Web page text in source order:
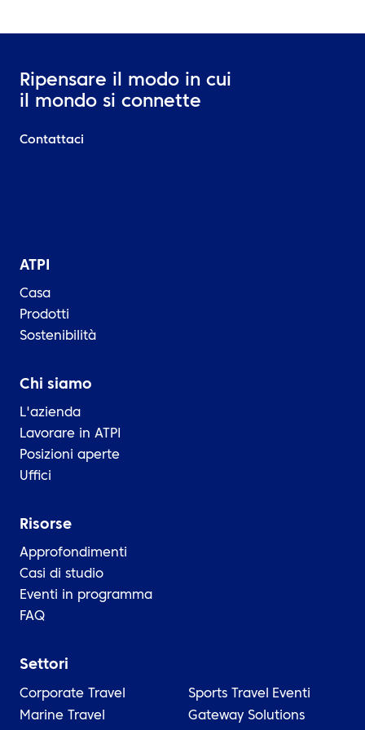
Ripensare il modo in cui
il mondo si connette
Contattaci
ATPI
Casa
Prodotti
Sostenibilità
Chi siamo
L'azienda
Lavorare in ATPI
Posizioni aperte
Uffici
Risorse
Approfondimenti
Casi di studio
Eventi in programma
FAQ
Settori
Corporate Travel
Marine Travel
Sports Travel
Eventi
Gateway Solutions